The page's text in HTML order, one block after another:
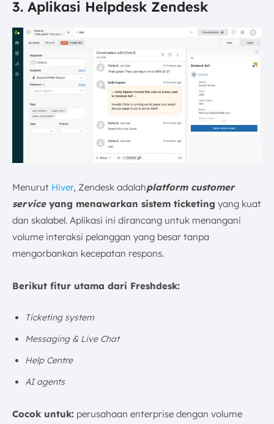
3. Aplikasi Helpdesk Zendesk
Menurut Hiver, Zendesk adalahplatform customer
serviceyang menawarkan sistem ticketing yang kuat
dan skalabel. Aplikasi ini dirancang untuk menangani
volume interaksi pelanggan yang besar tanpa
mengorbankan kecepatan respons.
Berikut fitur utama dari Freshdesk:
Ticketing system
Messaging & Live Chat
Help Centre
AI agents
Cocok untuk: perusahaan enterprise dengan volume